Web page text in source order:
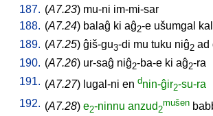
187. (A7.23) mu-ni im-mi-sar
188. (A7.24) balaĝ ki aĝ2-e ušumgal
189. (A7.25) ĝiš-gu3-di mu tuku niĝ2 ad
190. (A7.26) ur-saĝ niĝ2-ba-e ki aĝ2-ra
191. (A7.27) lugal-ni en dnin-ĝir2-su-ra
192. (A7.28) e2-ninnu anzud2
mušen